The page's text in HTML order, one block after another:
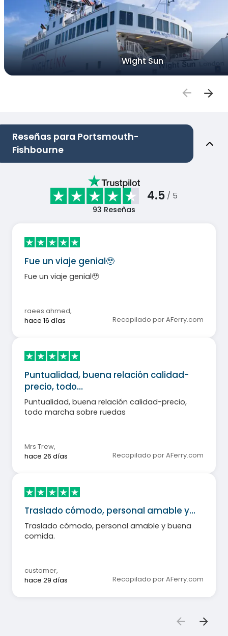
Wight Sun
Reseñas para Portsmouth-
Fishbourne
4.5 / 5
93 Reseñas
Fue un viaje genial🥹
Fue un viaje genial🥹
raees ahmed,
hace 16 días
Recopilado por AFerry.com
Puntualidad, buena relación calidad-
precio, todo…
Puntualidad, buena relación calidad-precio,
todo marcha sobre ruedas
Mrs Trew,
hace 26 días
Recopilado por AFerry.com
Traslado cómodo, personal amable y…
Traslado cómodo, personal amable y buena
comida.
customer,
hace 29 días
Recopilado por AFerry.com